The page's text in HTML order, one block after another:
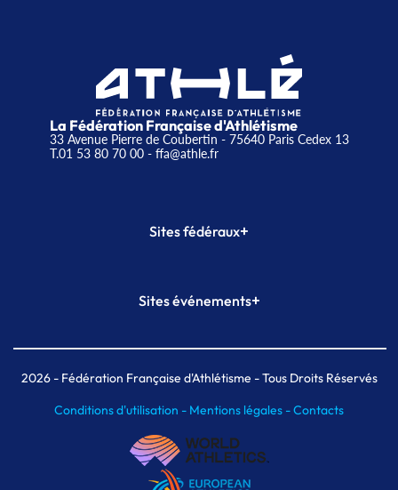
La Fédération Française d'Athlétisme
33 Avenue Pierre de Coubertin - 75640 Paris Cedex 13
T.01 53 80 70 00- ffa@athle.fr
Sites fédéraux+
Plateforme Formation
Sites événements+
Meeting de Paris indoor
MAIF Ekiden de Paris
2026- Fédération Française d'Athlétisme - Tous Droits Réservés
Conditions d'utilisation - Mentions légales -Contacts